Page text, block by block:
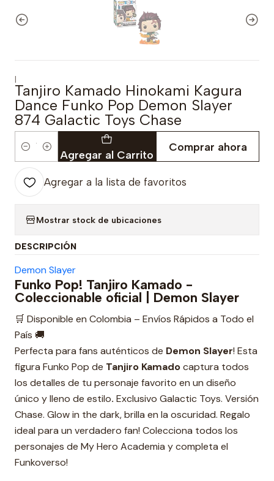
|
Tanjiro Kamado Hinokami Kagura
Dance Funko Pop Demon Slayer
874 Galactic Toys Chase
Cantidad Agregar al Carrito
Comprar ahora
Agregar a la lista de favoritos
Mostrar stock de ubicaciones
DESCRIPCIÓN
Demon Slayer
Funko Pop! Tanjiro Kamado -
Coleccionable oficial | Demon Slayer
🛒 Disponible en Colombia – Envíos Rápidos a Todo el
País 🚚
Perfecta para fans auténticos de Demon Slayer! Esta
figura Funko Pop de Tanjiro Kamadocaptura todos
los detalles de tu personaje favorito en un diseño
único y lleno de estilo. Exclusivo Galactic Toys. Versión
Chase. Glow in the dark, brilla en la oscuridad. Regalo
ideal para un verdadero fan! Colecciona todos los
personajes de My Hero Academia y completa el
Funkoverso!